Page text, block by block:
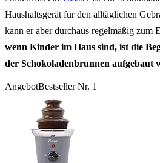
Haushaltsgerät für den alltäglichen
kann er aber durchaus regelmäßig zum
wenn Kinder im Haus sind, ist die
der Schokoladenbrunnen aufgebaut
AngebotBestseller Nr. 1